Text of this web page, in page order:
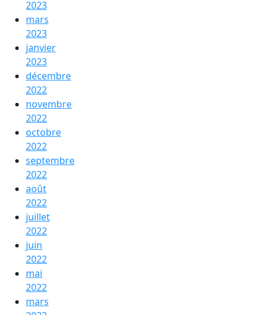
2023
mars
2023
janvier
2023
décembre
2022
novembre
2022
octobre
2022
septembre
2022
août
2022
juillet
2022
juin
2022
mai
2022
mars